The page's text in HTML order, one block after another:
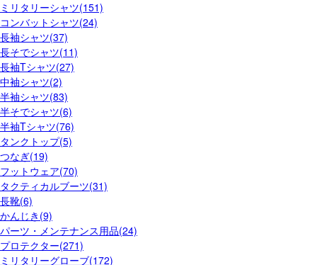
ミリタリーシャツ(151)
コンバットシャツ(24)
長袖シャツ(37)
長そでシャツ(11)
長袖Tシャツ(27)
中袖シャツ(2)
半袖シャツ(83)
半そでシャツ(6)
半袖Tシャツ(76)
タンクトップ(5)
つなぎ(19)
フットウェア(70)
タクティカルブーツ(31)
長靴(6)
かんじき(9)
パーツ・メンテナンス用品(24)
プロテクター(271)
ミリタリーグローブ(172)